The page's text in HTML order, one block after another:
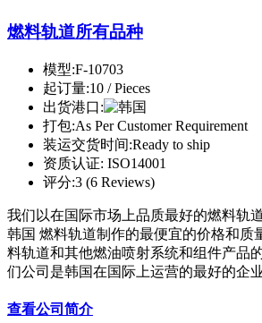
燃料轨道所有品种
模型:F-10703
起订量:10 / Pieces
出货港口:
打包:As Per Customer Requirement
装运交货时间:Ready to ship
资质认证: ISO14001
评分:3 (6 Reviews)
我们以在国际市场上品质最好的燃料轨
韩国 燃料轨道制作的最便宜的价格和质
料轨道和其他燃油喷射系统和组件产品
们公司是韩国在国际上运营的最好的企
查看公司简介